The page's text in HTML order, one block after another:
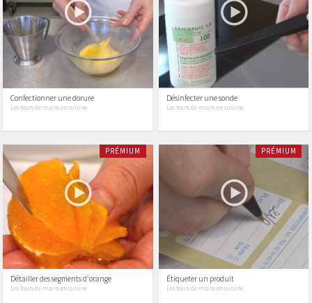
Confectionner une dorure
Les tours de mains en cuisine
Désinfecter une sonde
Les tours de mains en cuisine
PRÉMIUM
Détailler des segments d'orange
Les tours de mains en cuisine
PRÉMIUM
Étiqueter un produit
Les tours de mains en cuisine